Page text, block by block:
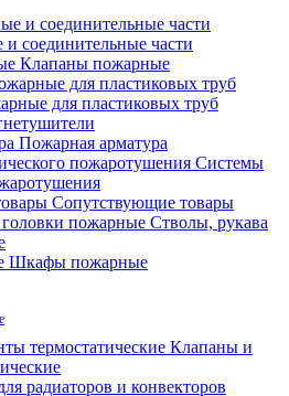
соединительные части
Клапаны пожарные
для пластиковых труб
Пожарная арматура
Системы
Сопутствующие товары
Стволы, рукава
Шкафы пожарные
Клапаны и